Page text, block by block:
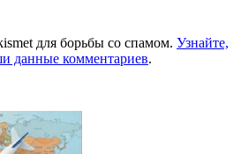
для борьбы со спамом. Узнайте,
данные комментариев.